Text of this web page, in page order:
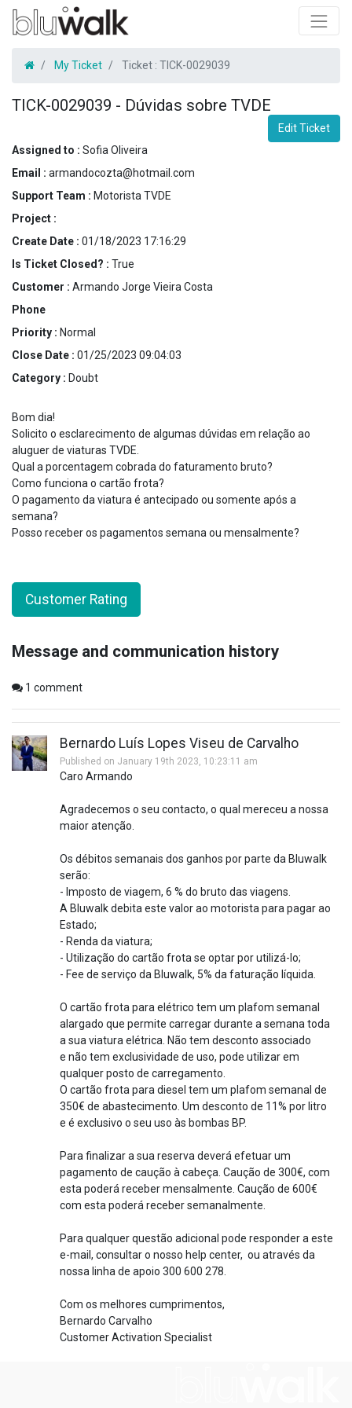
My Ticket Ticket : TICK-0029039
TICK-0029039 - Dúvidas sobre TVDE
Edit Ticket
Assigned to : Sofia Oliveira
Email : armandocozta@hotmail.com
Support Team : Motorista TVDE
Project :
Create Date : 01/18/2023 17:16:29
Is Ticket Closed? : True
Customer : Armando Jorge Vieira Costa
Phone
Priority : Normal
Close Date : 01/25/2023 09:04:03
Category : Doubt
Bom dia!
Solicito o esclarecimento de algumas dúvidas em relação ao
aluguer de viaturas TVDE.
Qual a porcentagem cobrada do faturamento bruto?
Como funciona o cartão frota?
O pagamento da viatura é antecipado ou somente após a
semana?
Posso receber os pagamentos semana ou mensalmente?
Customer Rating
Message and communication history
1 comment
Bernardo Luís Lopes Viseu de Carvalho
Published on January 19th 2023, 10:23:11 am
Caro Armando
Agradecemos o seu contacto, o qual mereceu a nossa
maior atenção.
Os débitos semanais dos ganhos por parte da Bluwalk
serão:
- Imposto de viagem, 6 % do bruto das viagens.
A Bluwalk debita este valor ao motorista para pagar ao
Estado;
- Renda da viatura;
- Utilização do cartão frota se optar por utilizá-lo;
- Fee de serviço da Bluwalk, 5% da faturação líquida.
O cartão frota para elétrico tem um plafom semanal
alargado que permite carregar durante a semana toda
a sua viatura elétrica. Não tem desconto associado
e não tem exclusividade de uso, pode utilizar em
qualquer posto de carregamento.
O cartão frota para diesel tem um plafom semanal de
350€ de abastecimento. Um desconto de 11% por litro
e é exclusivo o seu uso às bombas BP.
Para finalizar a sua reserva deverá efetuar um
pagamento de caução à cabeça. Caução de 300€, com
esta poderá receber mensalmente. Caução de 600€
com esta poderá receber semanalmente.
Para qualquer questão adicional pode responder a este
e-mail, consultar o nosso help center, ou através da
nossa linha de apoio 300 600 278.
Com os melhores cumprimentos,
Bernardo Carvalho
Customer Activation Specialist